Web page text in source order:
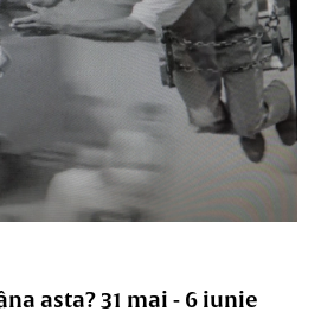
asta? 31 mai - 6 iunie